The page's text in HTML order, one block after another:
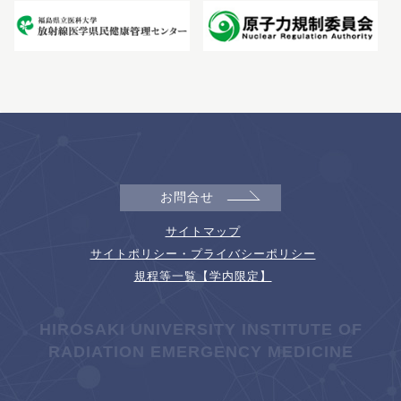
お問合せ
サイトマップ
サイトポリシー・プライバシーポリシー
規程等一覧【学内限定】
HIROSAKI UNIVERSITY INSTITUTE OF
RADIATION EMERGENCY MEDICINE